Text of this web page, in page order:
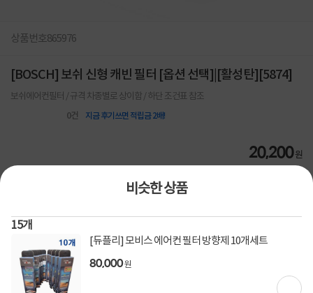
비슷한 상품
15개
[듀플리] 모비스 에어컨 필터 방향제 10개세트
80,000원
상품번호865976
[BOSCH] 보쉬 신형 캐빈 필터 [옵션 선택]|[활성탄][5874]
보쉬에어컨필터 / 규격 차종별로 상이함 / 하단 조건표 참조
0건 지금 후기쓰면 적립금 2배!
20,200원
(600,000원 이상 결제 시)
상 결제 시)
[토스페이 X 현대카드] 5% 즉시할인 (800,000원 이